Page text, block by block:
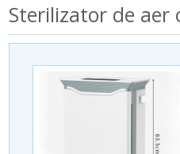
Sterilizator de aer